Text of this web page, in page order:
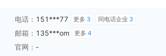
电话： 151***77 更多 3 同电话企业 3
邮箱： 135***om 更多 4
官网： -